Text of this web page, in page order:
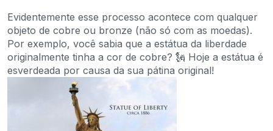
Evidentemente esse processo acontece com qualquer
objeto de cobre ou bronze (não só com as moedas).
Por exemplo, você sabia que a estátua da liberdade
originalmente tinha a cor de cobre? 🗽 Hoje a estátua é
esverdeada por causa da sua pátina original!